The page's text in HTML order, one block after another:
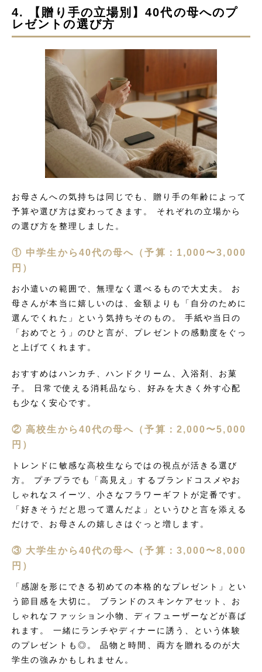
4. 【贈り手の立場別】40代の母へのプ
レゼントの選び方
お母さんへの気持ちは同じでも、贈り手の年齢によって
予算や選び方は変わってきます。 それぞれの立場から
の選び方を整理しました。
① 中学生から40代の母へ（予算：1,000〜3,000
円）
お小遣いの範囲で、無理なく選べるもので大丈夫。 お
母さんが本当に嬉しいのは、金額よりも「自分のために
選んでくれた」という気持ちそのもの。 手紙や当日の
「おめでとう」のひと言が、プレゼントの感動度をぐっ
と上げてくれます。
おすすめはハンカチ、ハンドクリーム、入浴剤、お菓
子。 日常で使える消耗品なら、好みを大きく外す心配
も少なく安心です。
② 高校生から40代の母へ（予算：2,000〜5,000
円）
トレンドに敏感な高校生ならではの視点が活きる選び
方。 プチプラでも「高見え」するブランドコスメやお
しゃれなスイーツ、小さなフラワーギフトが定番です。
「好きそうだと思って選んだよ」というひと言を添える
だけで、お母さんの嬉しさはぐっと増します。
③ 大学生から40代の母へ（予算：3,000〜8,000
円）
「感謝を形にできる初めての本格的なプレゼント」とい
う節目感を大切に。 ブランドのスキンケアセット、お
しゃれなファッション小物、ディフューザーなどが喜ば
れます。 一緒にランチやディナーに誘う、という体験
のプレゼントも◎。 品物と時間、両方を贈れるのが大
学生の強みかもしれません。